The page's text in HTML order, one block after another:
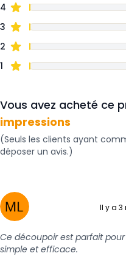
4
3
2
1
Vous avez acheté ce
impressions
(Seuls les clients ayant
déposer un avis.)
Il y a 3
Ce découpoir est parfait
simple et efficace.